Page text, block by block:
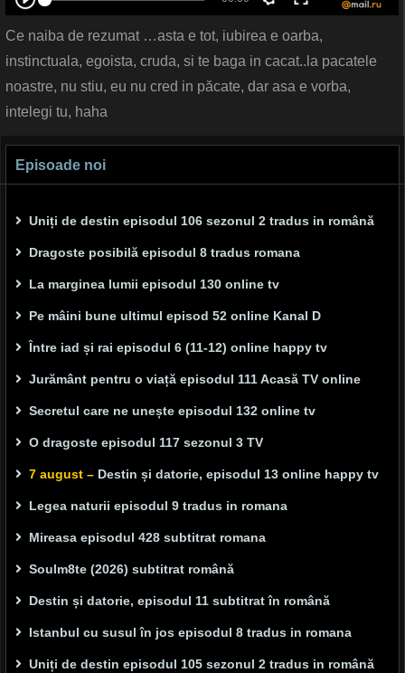
Ce naiba de rezumat …asta e tot, iubirea e oarba,
instinctuala, egoista, cruda, si te baga in cacat..la pacatele
noastre, nu stiu, eu nu cred in păcate, dar asa e vorba,
intelegi tu, haha
Episoade noi
Uniți de destin episodul 106 sezonul 2 tradus in română
Dragoste posibilă episodul 8 tradus romana
La marginea lumii episodul 130 online tv
Pe mâini bune ultimul episod 52 online Kanal D
Între iad și rai episodul 6 (11-12) online happy tv
Jurământ pentru o viață episodul 111 Acasă TV online
Secretul care ne unește episodul 132 online tv
O dragoste episodul 117 sezonul 3 TV
7 august – Destin și datorie, episodul 13 online happy tv
Legea naturii episodul 9 tradus in romana
Mireasa episodul 428 subtitrat romana
Soulm8te (2026) subtitrat română
Destin și datorie, episodul 11 subtitrat în română
Istanbul cu susul în jos episodul 8 tradus in romana
Uniți de destin episodul 105 sezonul 2 tradus in română